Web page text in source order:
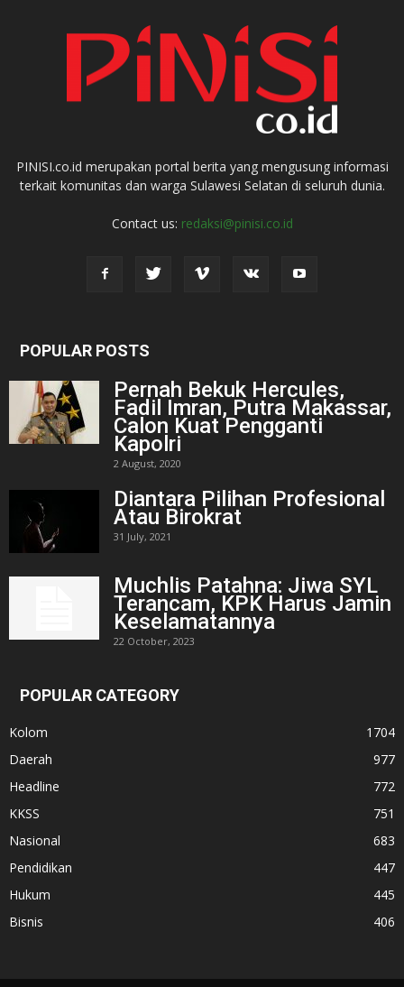
PINISI.co.id merupakan portal berita yang mengusung informasi
terkait komunitas dan warga Sulawesi Selatan di seluruh dunia.
Contact us: redaksi@pinisi.co.id
POPULAR POSTS
Pernah Bekuk Hercules,
Fadil Imran, Putra Makassar,
Calon Kuat Pengganti
Kapolri
2 August, 2020
Diantara Pilihan Profesional
Atau Birokrat
31 July, 2021
Muchlis Patahna: Jiwa SYL
Terancam, KPK Harus Jamin
Keselamatannya
22 October, 2023
POPULAR CATEGORY
Kolom
1704
Daerah
977
Headline
772
KKSS
751
Nasional
683
Pendidikan
447
Hukum
445
Bisnis
406